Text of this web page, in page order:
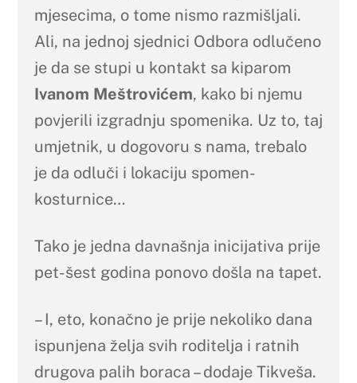
mjesecima, o tome nismo razmišljali.
Ali, na jednoj sjednici Odbora odlučeno
je da se stupi u kontakt sa kiparom
Ivanom Meštrovićem, kako bi njemu
povjerili izgradnju spomenika. Uz to, taj
umjetnik, u dogovoru s nama, trebalo
je da odluči i lokaciju spomen-
kosturnice…
Tako je jedna davnašnja inicijativa prije
pet-šest godina ponovo došla na tapet.
– I, eto, konačno je prije nekoliko dana
ispunjena želja svih roditelja i ratnih
drugova palih boraca – dodaje Tikveša.